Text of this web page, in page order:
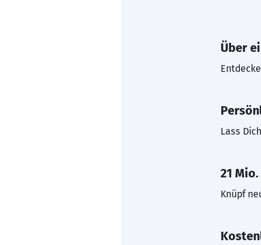
Über
Lass
21
Knüpf